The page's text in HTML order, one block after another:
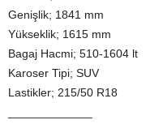
Genişlik; 1841 mm
Yükseklik; 1615 mm
Bagaj Hacmi; 510-1604 lt
Karoser Tipi; SUV
Lastikler; 215/50 R18